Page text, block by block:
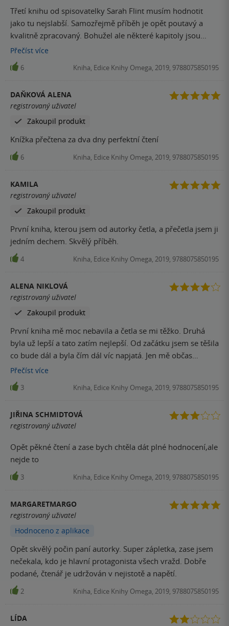
Třetí knihu od spisovatelky Sarah Flint musím hodnotit
jako tu nejslabší. Samozřejmě příběh je opět poutavý a
kvalitně zpracovaný. Bohužel ale některé kapitoly jsou
poněkud hodně popisné a chvílemi jsem se nudila. Kdyby
bylo o pár stránek popisu méně, knize by to určitě dodalo
větší spád. Na spisovatelku ale nedám dopustit a jdu se s
Přečíst více
6 Kniha, Edice Knihy Omega, 2019, 9788075850195
DAŇKOVÁ ALENA
registrovaný uživatel
Zakoupil produkt
Knížka přečtena za dva dny perfektní čtení
6 Kniha, Edice Knihy Omega, 2019, 9788075850195
KAMILA
registrovaný uživatel
Zakoupil produkt
První kniha, kterou jsem od autorky četla, a přečetla jsem ji
jedním dechem. Skvělý příběh.
4 Kniha, Edice Knihy Omega, 2019, 9788075850195
ALENA NIKLOVÁ
registrovaný uživatel
Zakoupil produkt
První kniha mě moc nebavila a četla se mi těžko. Druhá
byla už lepší a tato zatím nejlepší. Od začátku jsem se těšila
co bude dál a byla čím dál víc napjatá. Jen mě občas
nebavilo zdlouhavé popisování některých míst, proto čtyři
hvězdičky. Každopádně doporučuji
Přečíst více
3 Kniha, Edice Knihy Omega, 2019, 9788075850195
JIŘINA SCHMIDTOVÁ
registrovaný uživatel
Opět pěkné čtení a zase bych chtěla dát plné hodnocení,ale
nejde to
3 Kniha, Edice Knihy Omega, 2019, 9788075850195
MARGARETMARGO
registrovaný uživatel
Hodnoceno z aplikace
Opět skvělý počin paní autorky. Super zápletka, zase jsem
nečekala, kdo je hlavní protagonista všech vražd. Dobře
podané, čtenář je udržován v nejistotě a napětí.
2 Kniha, Edice Knihy Omega, 2019, 9788075850195
LÍDA